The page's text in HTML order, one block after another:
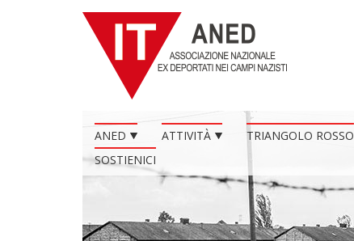
ANED ATTIVITÀ TRIANGOLO ROSSO
SOSTIENICI